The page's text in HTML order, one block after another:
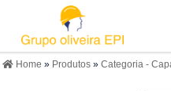
Home » Produtos » Categoria -